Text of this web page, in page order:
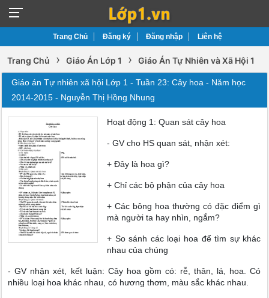
Trang Chủ Đăng ký Đăng nhập Liên hệ
Trang Chủ › Giáo Án Lớp 1 › Giáo Án Tự Nhiên và Xã Hội 1
Giáo án Tự nhiên xã hội Lớp 1 - Tuần 23: Cây hoa - Năm học
2014-2015 - Nguyễn Thị Hồng Nhung
Hoạt động 1: Quan sát cây hoa
- GV cho HS quan sát, nhận xét:
+ Đây là hoa gì?
+ Chỉ các bộ phận của cây hoa
+ Các bông hoa thường có đặc điểm gì
mà người ta hay nhìn, ngắm?
+ So sánh các loại hoa để tìm sự khác
nhau của chúng
- GV nhận xét, kết luận: Cây hoa gồm có: rễ, thân, lá, hoa. Có
nhiều loại hoa khác nhau, có hương thơm, màu sắc khác nhau.